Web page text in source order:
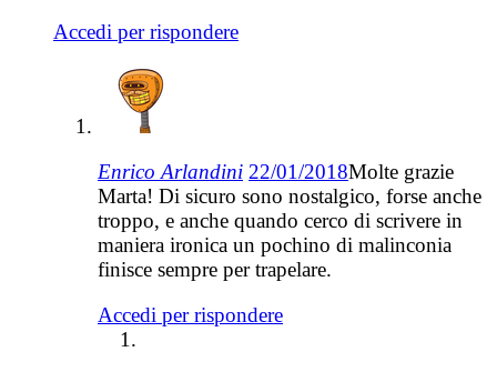
Accedi per rispondere
Enrico Arlandini 22/01/2018Molte grazie
Marta! Di sicuro sono nostalgico, forse anche
troppo, e anche quando cerco di scrivere in
maniera ironica un pochino di malinconia
finisce sempre per trapelare.
Accedi per rispondere